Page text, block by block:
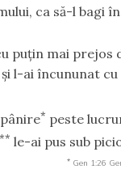
ca să-l bagi
puţin mai prejos
l-ai încununat cu
* peste
** le-ai pus sub
* Gen 1:26